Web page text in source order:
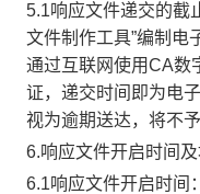
5.1响应文件递交的截
文件制作工具”编制电
通过互联网使用CA数
证，递交时间即为电
视为逾期送达，将不予
6.响应文件开启时间
6.1响应文件开启时间 ：